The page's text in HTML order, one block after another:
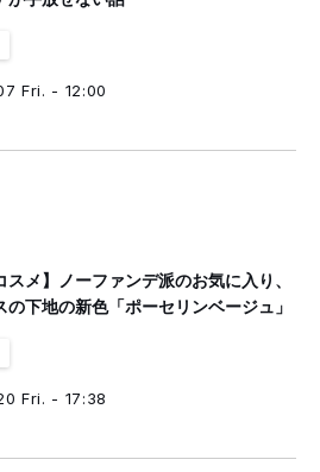
Fri. - 12:00
スメ】ノーファンデ派のお気に入り、
の下地の新色「ポーセリンベージュ」
Fri. - 17:38